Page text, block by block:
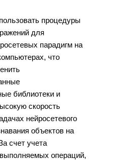
процедуры
для
парадигм на
что
библиотеки и
скорость
нейросетевого
объектов на
счет учета
операций,